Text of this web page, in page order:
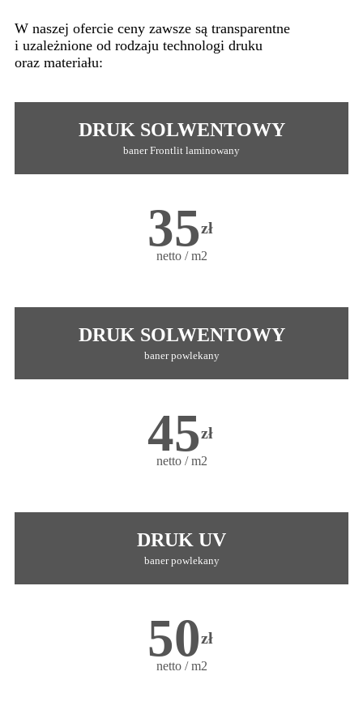
W naszej ofercie ceny zawsze są transparentne
i uzależnione od rodzaju technologi druku
oraz materiału:
DRUK SOLWENTOWY
baner Frontlit laminowany
35zł
netto / m2
DRUK SOLWENTOWY
baner powlekany
45zł
netto / m2
DRUK UV
baner powlekany
50zł
netto / m2